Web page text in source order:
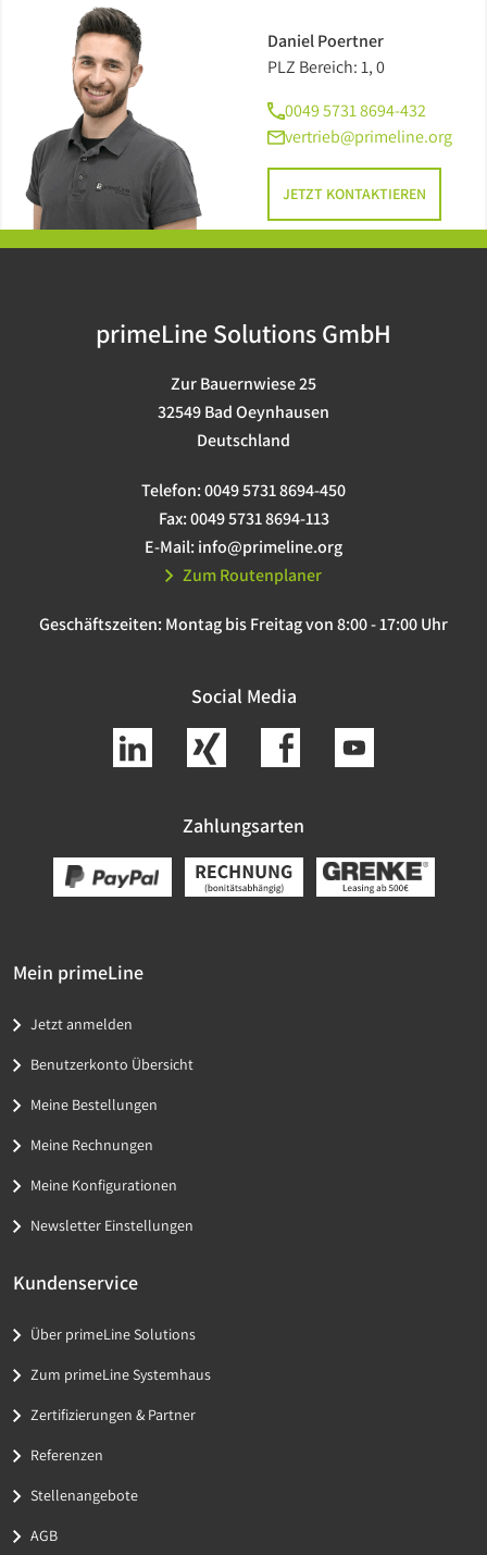
Daniel Poertner
PLZ Bereich: 1, 0
0049 5731 8694-432
vertrieb@primeline.org
JETZT KONTAKTIEREN
primeLine Solutions GmbH
Zur Bauernwiese 25
32549 Bad Oeynhausen
Deutschland
Telefon:0049 5731 8694-450
Fax:0049 5731 8694-113
E-Mail: info@primeline.org
Zum Routenplaner
Geschäftszeiten: Montag bis Freitag von 8:00 - 17:00 Uhr
Social Media
Zahlungsarten
Mein primeLine
Jetzt anmelden
Benutzerkonto Übersicht
Meine Bestellungen
Meine Rechnungen
Meine Konfigurationen
Newsletter Einstellungen
Kundenservice
Über primeLine Solutions
Zum primeLine Systemhaus
Zertifizierungen & Partner
Referenzen
Stellenangebote
AGB